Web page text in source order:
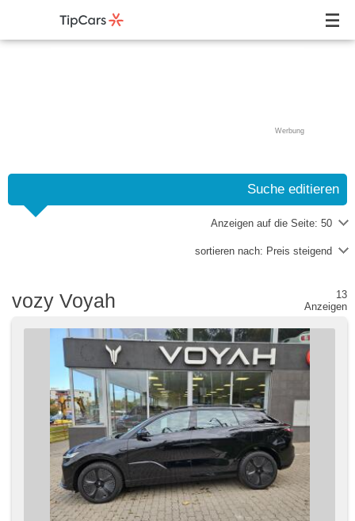
Werbung
Suche editieren
Anzeigen auf die Seite: 50
sortieren nach: Preis steigend
vozy Voyah
13
Anzeigen